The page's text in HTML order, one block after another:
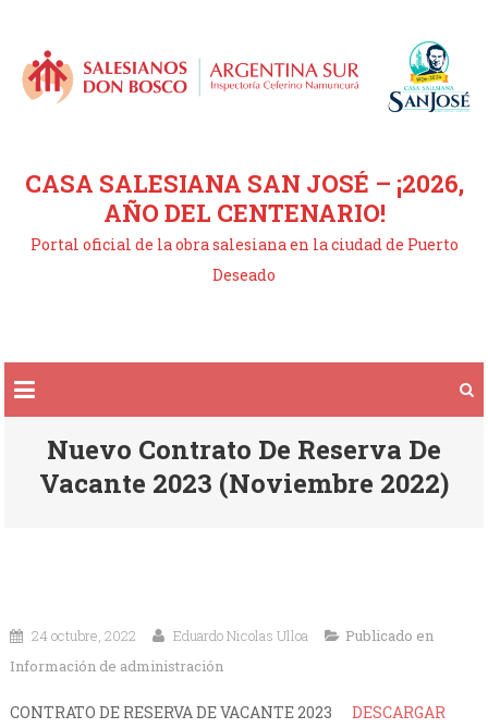
contenido
CASA SALESIANA SAN JOSÉ – ¡2026,
AÑO DEL CENTENARIO!
Portal oficial de la obra salesiana en la ciudad de Puerto
Deseado
Nuevo Contrato De Reserva De
Vacante 2023 (noviembre 2022)
24 octubre, 2022 Eduardo Nicolas Ulloa
Publicado en
Información de administración
CONTRATO DE RESERVA DE VACANTE 2023 DESCARGAR